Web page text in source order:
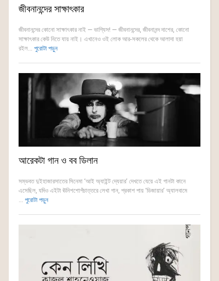
জীবনানন্দের সাক্ষাৎকার
জীবনানন্দের কোনো সাক্ষাৎকার নাই — ভাগ্যিস! — জীবনানন্দের, জীবনানন্দ দাশের, কোনো
সাক্ষাৎকার কেউ নিতে যায় নাই। এখানেও ওই লোক আর-সকলের থেকে আলাদা হয়া
রইল... পুরোটা পড়ুন
আরেকটা গান ও বব ডিলান
সম্ভবত দুইহাজারসাতের সিনেমা ‘আই অ্যাইন্ট দ্যেয়ার’ দেখতে যেয়ে এই গানটা কানে
এসেছিল, যদিও এইটা ঊনিশশোপঁচাত্তরে লেখা গান, প্রকাশ পায় ‘ডিজায়ার’ অ্যালবামে
... পুরোটা পড়ুন